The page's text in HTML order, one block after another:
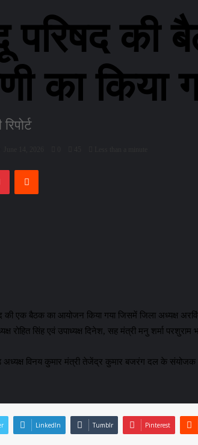
परिषद
का किया
PinterestReddit
की एक बैठक का आयोजन किया गया जिसमें जिला अध्यक्ष
रोहित सिंह एवं उपाध्यक्ष दिनेश, सह मंत्री मनु शर्मा
अध्यक्ष विनय कुमार मंत्री तेजेंद्र कुमार बजरंग दल के
LinkedIn Tumblr Pinterest